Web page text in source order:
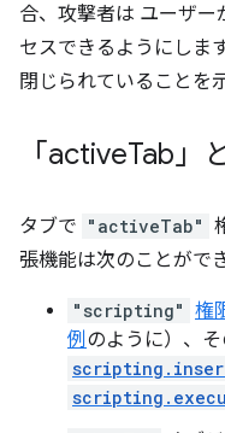
合、攻撃者は ユーザー
セスできるようにしま
閉じられていることを
「activeTab」
タブで "activeTab"
張機能は次のことができ
"scripting" 権
例 のように）、